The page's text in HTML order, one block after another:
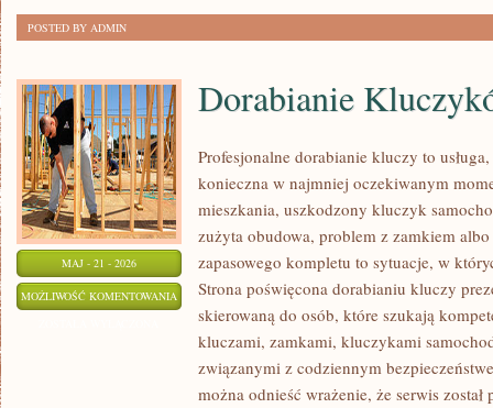
POSTED BY ADMIN
MAJ - 21 - 2026
MOŻLIWOŚĆ KOMENTOWANIA DORABIANIE
KLUCZYKÓW
Dorabianie
Profesjonalne dorabianie kluczy to
konieczna w najmniej oczekiwanym
mieszkania, uszkodzony kluczyk
zużyta obudowa, problem z zamkiem
zapasowego kompletu to sytuacje, w
Strona poświęcona dorabianiu kluczy
skierowaną do osób, które szukają
kluczami, zamkami, kluczykami
związanymi z codziennym
można odnieść wrażenie, że serwis